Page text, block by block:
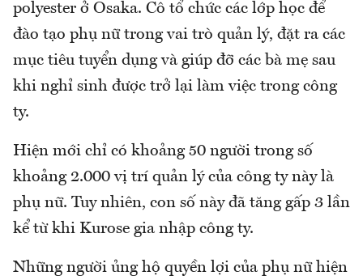
polyester ở Osaka. Cô tổ chức các lớp học để
đào tạo phụ nữ trong vai trò quản lý, đặt ra các
mục tiêu tuyển dụng và giúp đỡ các bà mẹ sau
khi nghỉ sinh được trở lại làm việc trong công
ty.
Hiện mới chỉ có khoảng 50 người trong số
khoảng 2.000 vị trí quản lý của công ty này là
phụ nữ. Tuy nhiên, con số này đã tăng gấp 3 lần
kể từ khi Kurose gia nhập công ty.
Những người ủng hộ quyền lợi của phụ nữ hiện